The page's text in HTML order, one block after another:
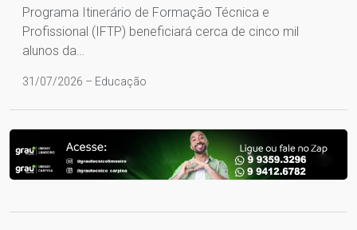
Programa Itinerário de Formação Técnica e
Profissional (IFTP) beneficiará cerca de cinco mil
alunos da…
31/07/2026 – Educação